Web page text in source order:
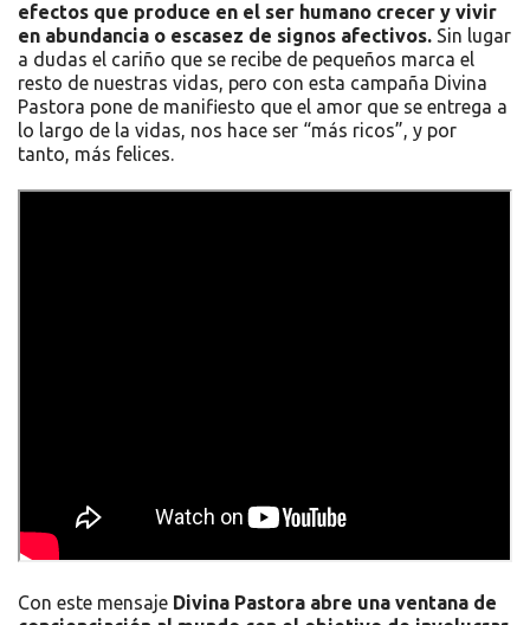
efectos que produce en el ser humano crecer y vivir
en abundancia o escasez de signos afectivos. Sin lugar
a dudas el cariño que se recibe de pequeños marca el
resto de nuestras vidas, pero con esta campaña Divina
Pastora pone de manifiesto que el amor que se entrega a
lo largo de la vidas, nos hace ser “más ricos”, y por
tanto, más felices.
Con este mensaje Divina Pastora abre una ventana de